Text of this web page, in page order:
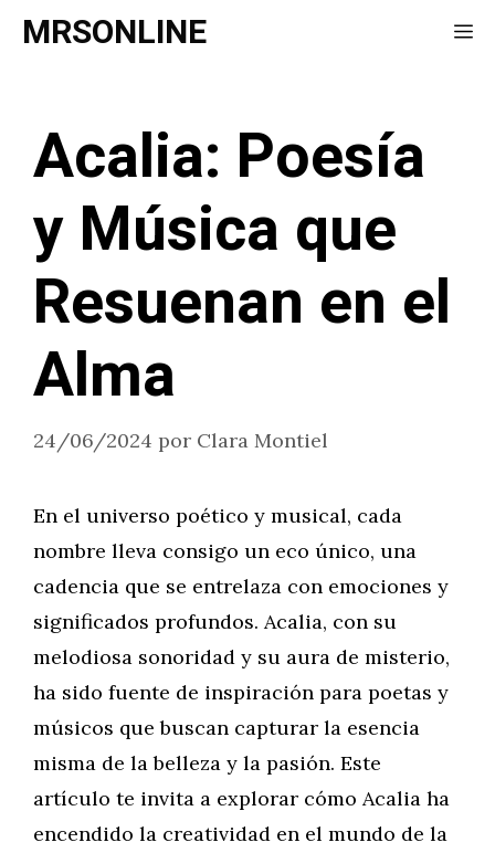
Saltar
MRSONLINE
Acalia: Poesía
y Música que
Resuenan en el
Alma
24/06/2024 por Clara Montiel
En el universo poético y musical, cada
nombre lleva consigo un eco único, una
cadencia que se entrelaza con emociones y
significados profundos. Acalia, con su
melodiosa sonoridad y su aura de misterio,
ha sido fuente de inspiración para poetas y
músicos que buscan capturar la esencia
misma de la belleza y la pasión. Este
artículo te invita a explorar cómo Acalia ha
encendido la creatividad en el mundo de la